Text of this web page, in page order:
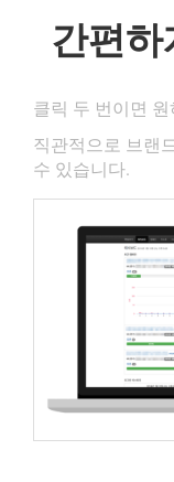
간편하
클릭 두 번이면
직관적으로 브랜
수 있습니다.